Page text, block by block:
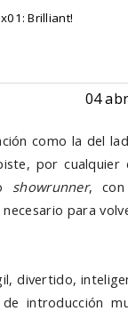
Brilliant!
04
como la del
por cualquier
showrunner, con
para
divertido,
introducción